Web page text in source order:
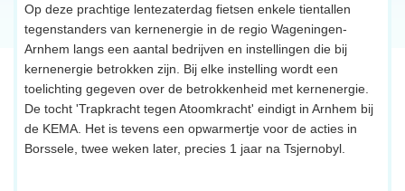
Op deze prachtige lentezaterdag fietsen enkele tientallen
tegenstanders van kernenergie in de regio Wageningen-
Arnhem langs een aantal bedrijven en instellingen die bij
kernenergie betrokken zijn. Bij elke instelling wordt een
toelichting gegeven over de betrokkenheid met kernenergie.
De tocht 'Trapkracht tegen Atoomkracht' eindigt in Arnhem bij
de KEMA. Het is tevens een opwarmertje voor de acties in
Borssele, twee weken later, precies 1 jaar na Tsjernobyl.